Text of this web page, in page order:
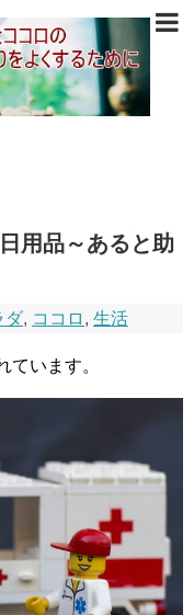
用品～あると助
ダ, ココロ ,生活
います。